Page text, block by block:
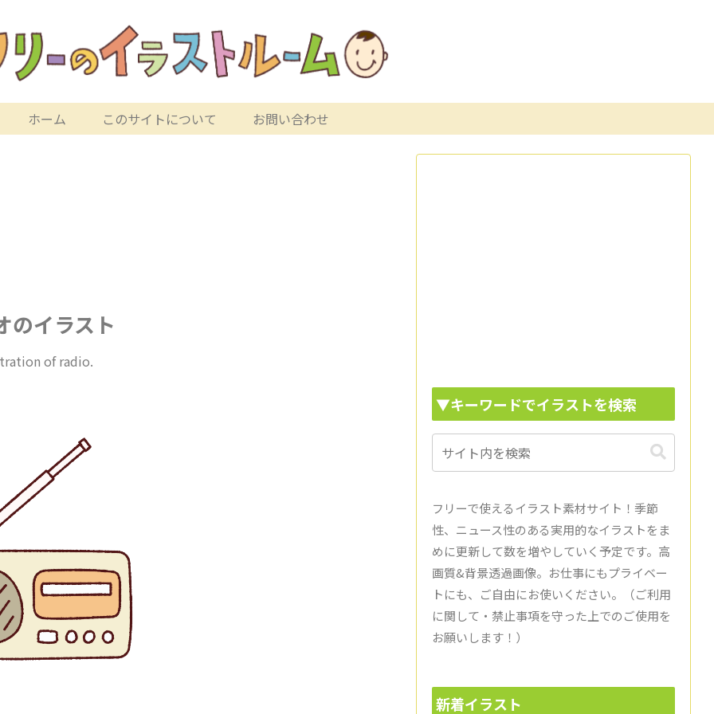
ホーム このサイトについて お問い合わせ
のイラスト
of radio.
▼キーワードでイラストを検索
フリーで使えるイラスト素材サイト！季節
性、ニュース性のある実用的なイラストをま
めに更新して数を増やしていく予定です。高
画質&背景透過画像。お仕事にもプライベー
トにも、ご自由にお使いください。（ご利用
に関して・禁止事項を守った上でのご使用を
お願いします！）
新着イラスト